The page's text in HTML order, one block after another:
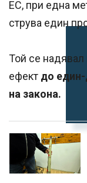
ЕС, при една
струва един
Той се
ефект до
на закона.